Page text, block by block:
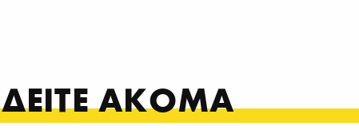
ΔΕΙΤΕ ΑΚΟΜΑ